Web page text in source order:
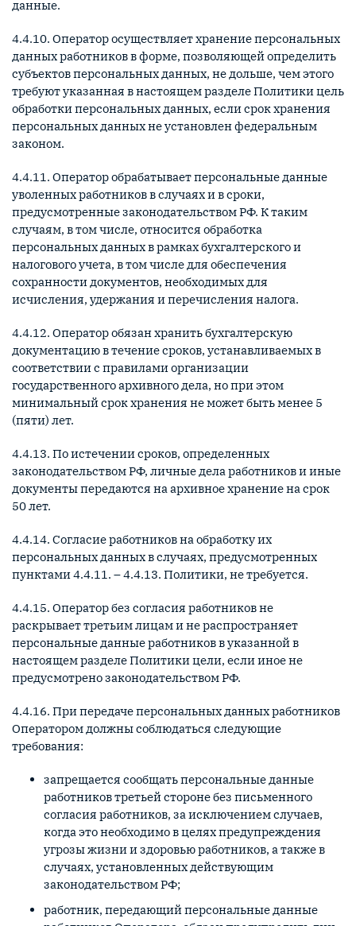
данные.
4.4.10. Оператор осуществляет хранение персональных
данных работников в форме, позволяющей определить
субъектов персональных данных, не дольше, чем этого
требуют указанная в настоящем разделе Политики цель
обработки персональных данных, если срок хранения
персональных данных не установлен федеральным
законом.
4.4.11. Оператор обрабатывает персональные данные
уволенных работников в случаях и в сроки,
предусмотренные законодательством РФ. К таким
случаям, в том числе, относится обработка
персональных данных в рамках бухгалтерского и
налогового учета, в том числе для обеспечения
сохранности документов, необходимых для
исчисления, удержания и перечисления налога.
4.4.12. Оператор обязан хранить бухгалтерскую
документацию в течение сроков, устанавливаемых в
соответствии с правилами организации
государственного архивного дела, но при этом
минимальный срок хранения не может быть менее 5
(пяти) лет.
4.4.13. По истечении сроков, определенных
законодательством РФ, личные дела работников и иные
документы передаются на архивное хранение на срок
50 лет.
4.4.14. Согласие работников на обработку их
персональных данных в случаях, предусмотренных
пунктами 4.4.11. – 4.4.13. Политики, не требуется.
4.4.15. Оператор без согласия работников не
раскрывает третьим лицам и не распространяет
персональные данные работников в указанной в
настоящем разделе Политики цели, если иное не
предусмотрено законодательством РФ.
4.4.16. При передаче персональных данных работников
Оператором должны соблюдаться следующие
требования:
запрещается сообщать персональные данные
работников третьей стороне без письменного
согласия работников, за исключением случаев,
когда это необходимо в целях предупреждения
угрозы жизни и здоровью работников, а также в
случаях, установленных действующим
законодательством РФ;
работник, передающий персональные данные